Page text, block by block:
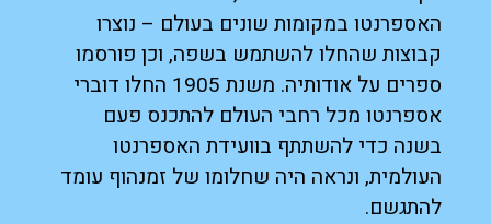
האספרנטו במקומות שונים בעולם – נוצרו
קבוצות שהחלו להשתמש בשפה, וכן פורסמו
ספרים על אודותיה. משנת 1905 החלו דוברי
אספרנטו מכל רחבי העולם להתכנס פעם
בשנה כדי להשתתף בוועידת האספרנטו
העולמית, ונראה היה שחלומו של זמנהוף עומד
להתגשם.